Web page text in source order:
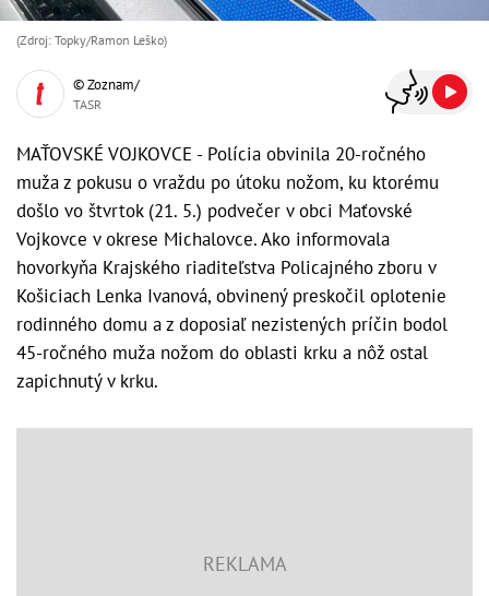
(Zdroj: Topky/Ramon Leško)
© Zoznam/
TASR
MAŤOVSKÉ VOJKOVCE - Polícia obvinila 20-ročného
muža z pokusu o vraždu po útoku nožom, ku ktorému
došlo vo štvrtok (21. 5.) podvečer v obci Maťovské
Vojkovce v okrese Michalovce. Ako informovala
hovorkyňa Krajského riaditeľstva Policajného zboru v
Košiciach Lenka Ivanová, obvinený preskočil oplotenie
rodinného domu a z doposiaľ nezistených príčin bodol
45-ročného muža nožom do oblasti krku a nôž ostal
zapichnutý v krku.